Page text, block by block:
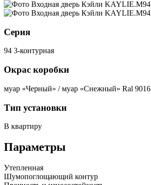
Серия
94 3-контурная
Окрас коробки
муар «Черный» / муар «Снежный» Ral 9016
Тип установки
В квартиру
Параметры
Утепленная
Шумопоглощающий контур